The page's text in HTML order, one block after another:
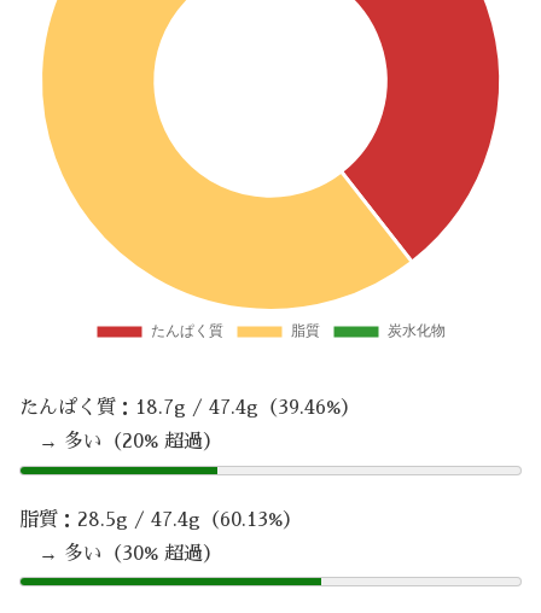
たんぱく質：18.7g / 47.4g（39.46%）
→ 多い（20% 超過）
脂質：28.5g / 47.4g（60.13%）
→ 多い（30% 超過）